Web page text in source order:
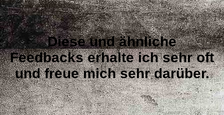
Diese und ähnliche
Feedbacks erhalte ich sehr oft
und freue mich sehr darüber.